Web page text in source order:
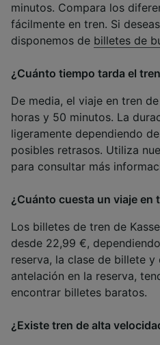
minutos. Compara los
fácilmente en tren. Si
disponemos de billetes de
¿Cuánto tiempo tarda el
De media, el viaje en tren
horas y 50 minutos. La
ligeramente dependiendo
posibles retrasos. Utiliza
para consultar más
¿Cuánto cuesta un viaje en
Los billetes de tren de
desde 22,99 €,
reserva, la clase de billete
antelación en la reserva,
encontrar billetes baratos.
¿Existe tren de alta